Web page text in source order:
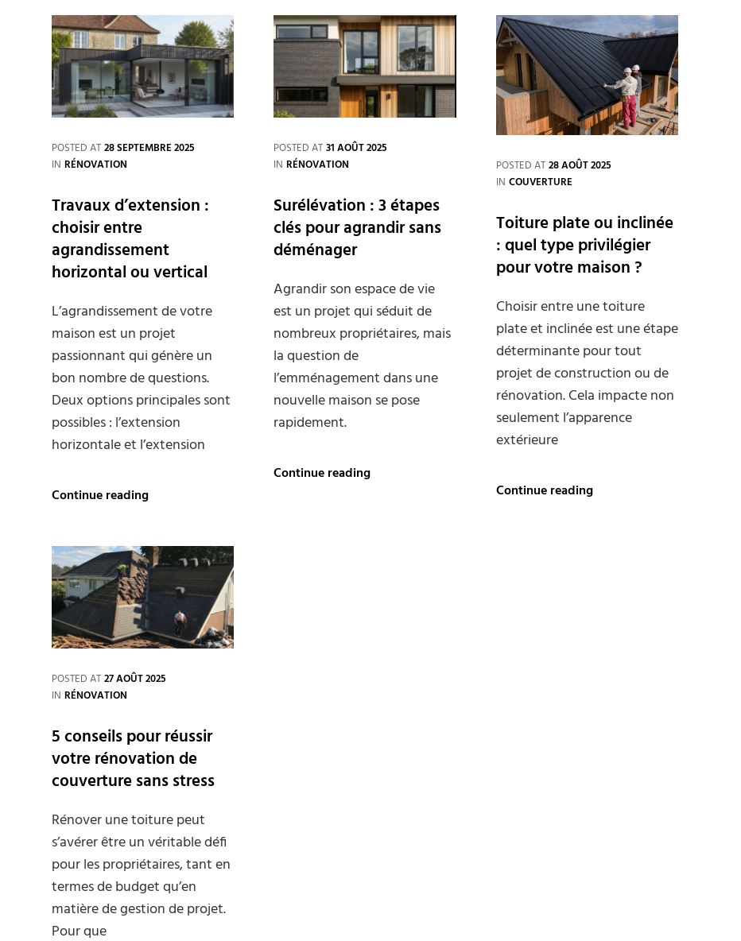
choisir
les
matériaux
adaptés
à
votre
maison
solution
pour
votre
maison
en
ardoise
pour
votre
maison
?
POSTED AT28 SEPTEMBRE 2025
IN CATEGORIES
RÉNOVATION
Travaux d’extension :
choisir entre
agrandissement
horizontal ou vertical
L’agrandissement de votre
maison est un projet
passionnant qui génère un
bon nombre de questions.
Deux options principales sont
possibles : l’extension
horizontale et l’extension
Continue readingTravaux
choisir
entre
agrandissement
horizontal
ou
vertical
POSTED AT 31 AOÛT 2025
IN CATEGORIES
RÉNOVATION
Surélévation : 3 étapes
clés pour agrandir sans
déménager
Agrandir son espace de vie
est un projet qui séduit de
nombreux propriétaires, mais
la question de
l’emménagement dans une
nouvelle maison se pose
rapidement.
Continue readingSurélévation
POSTED AT 28 AOÛT 2025
IN CATEGORIES
COUVERTURE
Toiture plate ou inclinée
: quel type privilégier
pour votre maison ?
Choisir entre une toiture
plate et inclinée est une étape
déterminante pour tout
projet de construction ou de
rénovation. Cela impacte non
seulement l’apparence
extérieure
Continue readingToiture
POSTED AT27 AOÛT 2025
IN CATEGORIES
RÉNOVATION
5 conseils pour réussir
votre rénovation de
couverture sans stress
Rénover une toiture peut
s’avérer être un véritable défi
pour les propriétaires, tant en
termes de budget qu’en
matière de gestion de projet.
Pour que